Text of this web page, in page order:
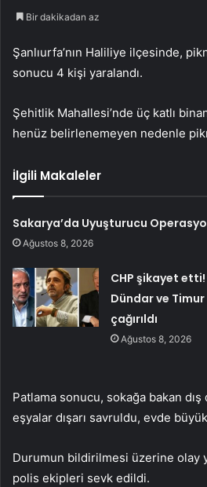
Bir dakikadan az
Şanlıurfa’nın Haliliye ilçesinde,
sonucu 4 kişi yaralandı.
Şehitlik Mahallesi’nde üç katlı
henüz belirlenemeyen nedenle
İlgili Makaleler
Sakarya’da Uyuşturucu
Ağustos 8, 2026
CHP şikayet
Dündar ve
çağırıldı
Ağustos 8, 2026
Patlama sonucu, sokağa bakan dış
eşyalar dışarı savruldu, evde
Durumun bildirilmesi üzerine olay
polis ekipleri sevk edildi.